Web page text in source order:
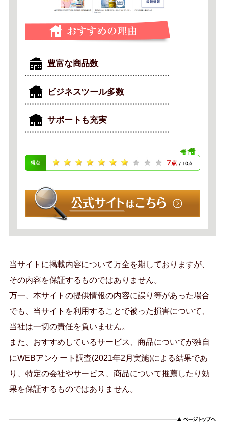
豊富な商品数
ビジネスツール多数
サポートも充実
当サイトに掲載内容について万全を期しておりますが、
その内容を保証するものではありません。
万一、本サイトの提供情報の内容に誤り等があった場合
でも、当サイトを利用することで被った損害について、
当社は一切の責任を負いません。
また、おすすめしているサービス、商品についてが独自
にWEBアンケート調査(2021年2月実施)による結果であ
り、特定の会社やサービス、商品について推薦したり効
果を保証するものではありません。